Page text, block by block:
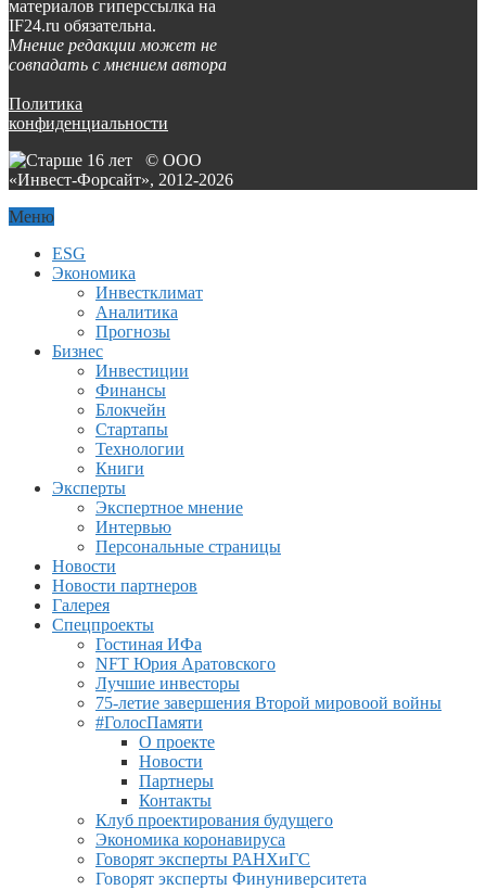
материалов гиперссылка на
IF24.ru обязательна.
Мнение редакции может не
совпадать с мнением автора
Политика
конфиденциальности
© ООО
«Инвест-Форсайт», 2012-2026
Меню
ESG
Экономика
Инвестклимат
Аналитика
Прогнозы
Бизнес
Инвестиции
Финансы
Блокчейн
Стартапы
Технологии
Книги
Эксперты
Экспертное мнение
Интервью
Персональные страницы
Новости
Новости партнеров
Галерея
Спецпроекты
Гостиная ИФа
NFT Юрия Аратовского
Лучшие инвесторы
75-летие завершения Второй мировоой войны
#ГолосПамяти
О проекте
Новости
Партнеры
Контакты
Клуб проектирования будущего
Экономика коронавируса
Говорят эксперты РАНХиГС
Говорят эксперты Финуниверситета